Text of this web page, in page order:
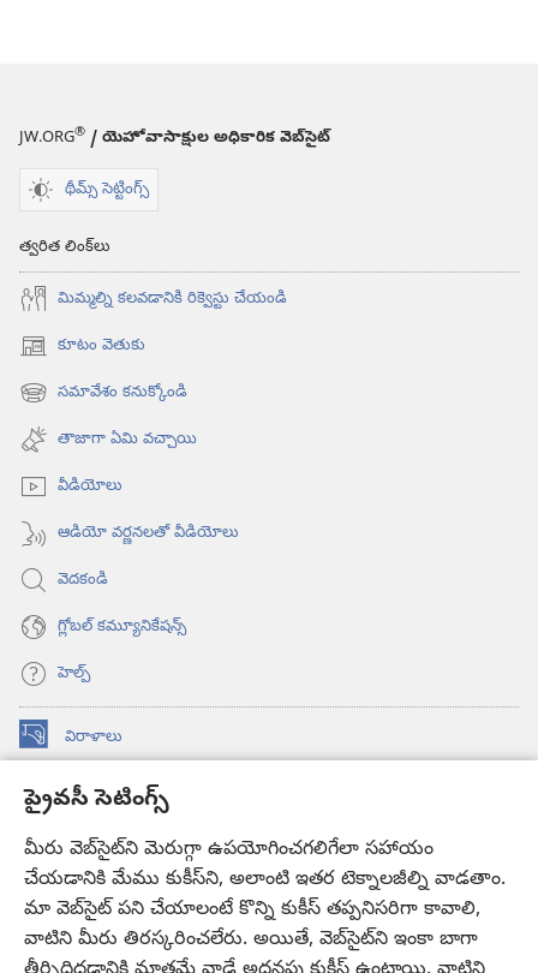
ప్రైవసీ సెటింగ్స్
మీరు వెబ్‌సైట్‌ని మెరుగ్గా ఉపయోగించగలిగేలా సహాయం
చేయడానికి మేము కుకీస్‌ని, అలాంటి ఇతర టెక్నాలజీల్ని వాడతాం.
మా వెబ్‌సైట్‌ పని చేయాలంటే కొన్ని కుకీస్‌ తప్పనిసరిగా కావాలి,
వాటిని మీరు తిరస్కరించలేరు. అయితే, వెబ్‌సైట్‌ని ఇంకా బాగా
JW.ORG® / యెహోవాసాక్షుల అధికారిక వెబ్‌సైట్‌
థీమ్స్ సెట్టింగ్స్
త్వరిత లింక్‌లు
మిమ్మల్ని కలవడానికి రిక్వెస్టు చేయండి
కూటం వెతుకు
(కొత్త
విండో
ఓపెన్‌
అవుతుంది)
సమావేశం కనుక్కోండి
(కొత్త
విండో
ఓపెన్‌
అవుతుంది)
తాజాగా ఏమి వచ్చాయి
వీడియోలు
ఆడియో వర్ణనలతో వీడియోలు
వెదకండి
గ్లోబల్‌ కమ్యూనికేషన్స్‌
హెల్ప్‌
విరాళాలు
(కొత్త
ఓపెన్‌ కావలికోట ఆన్‌లైన్‌ లైబ్రరీ
(కొత్త
విండో
ఓపెన్‌
అవుతుంది)
JW Hub®
(కొత్త
విండో
ఓపెన్‌
అవుతుంది)
JW లైబ్రరీ